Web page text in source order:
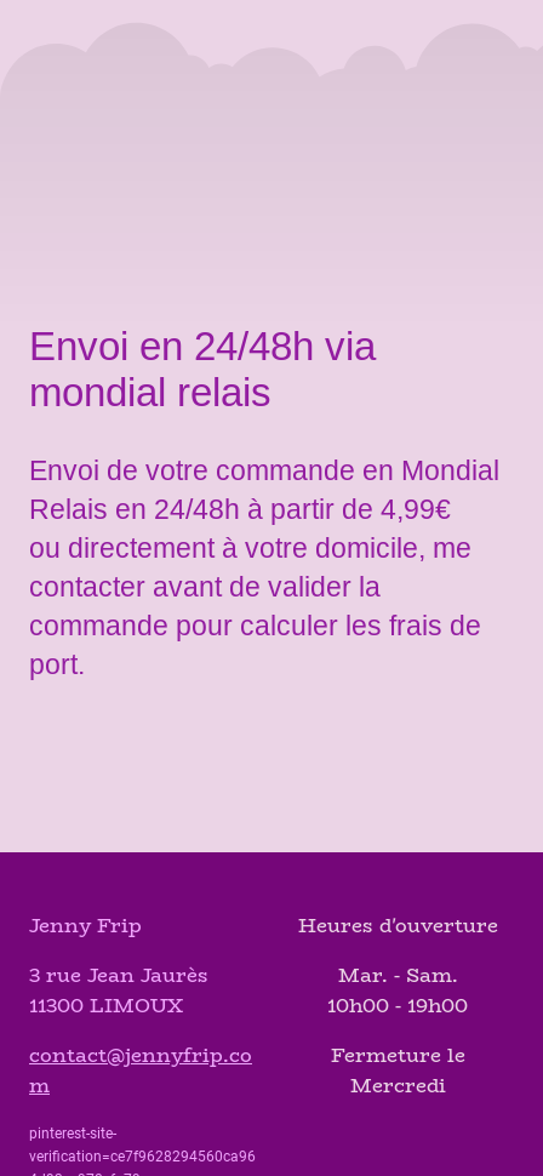
Envoi en 24/48h via
mondial relais
Envoi de votre commande en Mondial
Relais en 24/48h à partir de 4,99€
ou directement à votre domicile, me
contacter avant de valider la
commande pour calculer les frais de
port.
Jenny Frip
3 rue Jean Jaurès
11300 LIMOUX
contact@jennyfrip.co
m
pinterest-site-
verification=ce7f9628294560ca96
Heures d'ouverture
Mar. - Sam.
10h00 - 19h00
Fermeture le
Mercredi